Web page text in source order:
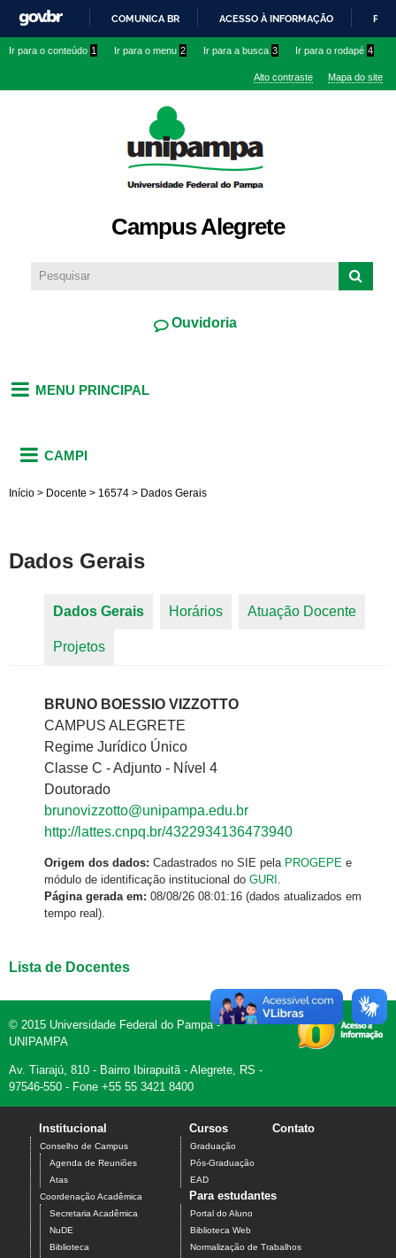
conteúdo
IR
O
COMUNICA BR ACESSO À INFORMAÇÃO
Ir para o conteúdo 1 Ir para o menu 2 Ir para a busca 3 Ir para o rodapé 4
Alto contraste Mapa do site
Campus Alegrete
Ouvidoria
MENU PRINCIPAL
CAMPI
Início > Docente > 16574 > Dados Gerais
Dados Gerais
Dados Gerais (aba ativa)
Horários Atuação Docente
Projetos
BRUNO BOESSIO VIZZOTTO
CAMPUS ALEGRETE
Regime Jurídico Único
Classe C - Adjunto - Nível 4
Doutorado
brunovizzotto@unipampa.edu.br
http://lattes.cnpq.br/4322934136473940
Origem dos dados: Cadastrados no SIE pela PROGEPE e
módulo de identificação institucional do GURI .
Página gerada em: 08/08/26 08:01:16 (dados atualizados em
tempo real).
Lista de Docentes
© 2015 Universidade Federal do Pampa -
UNIPAMPA
Av. Tiarajú, 810 - Bairro Ibirapuitã - Alegrete, RS -
97546-550 - Fone +55 55 3421 8400
Institucional
Conselho de Campus
Agenda de Reuniões
Atas
Coordenação Acadêmica
Secretaria Acadêmica
NuDE
Biblioteca
Cursos
Graduação
Pós-Graduação
EAD
Contato
Para estudantes
Portal do Aluno
Biblioteca Web
Normalização de Trabalhos